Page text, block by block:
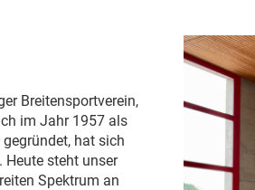
Breitensportverein,
im Jahr 1957 als
hat sich
Heute steht unser
Spektrum an